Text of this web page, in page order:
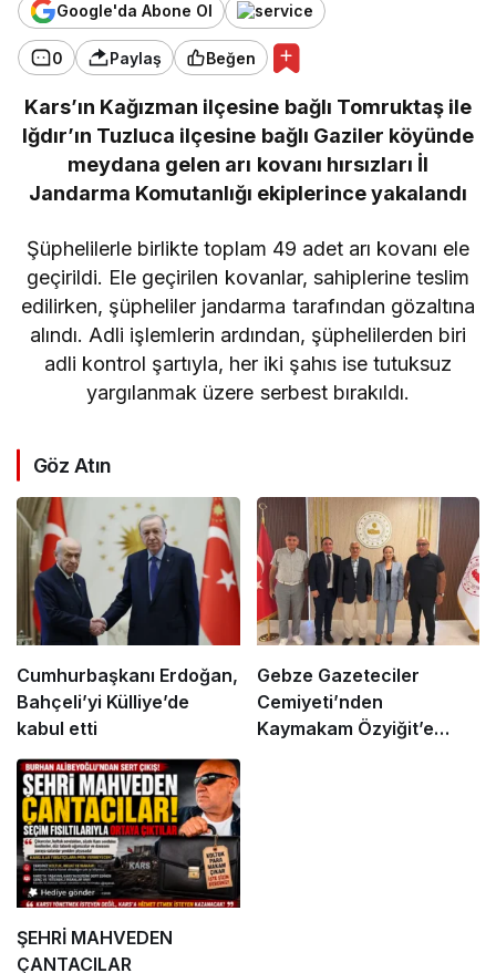
Google'da Abone Ol
0 Paylaş Beğen
Kars’ın Kağızman ilçesine bağlı Tomruktaş ile
Iğdır’ın Tuzluca ilçesine bağlı Gaziler köyünde
meydana gelen arı kovanı hırsızları İl
Jandarma Komutanlığı ekiplerince yakalandı
Şüphelilerle birlikte toplam 49 adet arı kovanı ele
geçirildi. Ele geçirilen kovanlar, sahiplerine teslim
edilirken, şüpheliler jandarma tarafından gözaltına
alındı. Adli işlemlerin ardından, şüphelilerden biri
adli kontrol şartıyla, her iki şahıs ise tutuksuz
yargılanmak üzere serbest bırakıldı.
Göz Atın
Cumhurbaşkanı Erdoğan,
Bahçeli’yi Külliye’de
kabul etti
Gebze Gazeteciler
Cemiyeti’nden
Kaymakam Özyiğit’e
ŞEHRİ MAHVEDEN
ÇANTACILAR